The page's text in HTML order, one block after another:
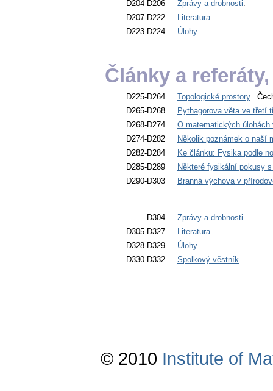
D204-D206 Zprávy a drobnosti.
D207-D222
Literatura.
D223-D224
Úlohy.
Články a
D225-D264 Topologické prostory.
D265-D268
Pythagorova věta ve třetí
D268-D274
O matematických úlohách
D274-D282
Několik poznámek o naší
D282-D284
Ke článku: Fysika podle
D285-D289
Některé fysikální pokusy
D290-D303
Branná výchova v
D304 Zprávy a drobnosti.
D305-D327
Literatura.
D328-D329
Úlohy.
D330-D332
Spolkový věstník.
© 2010 Institute of